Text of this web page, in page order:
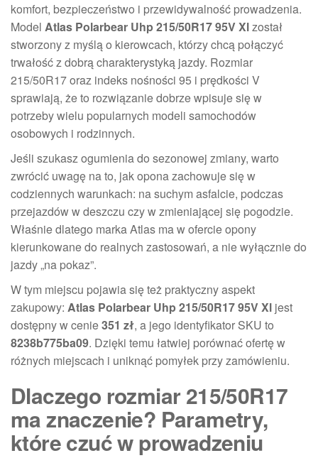
komfort, bezpieczeństwo i przewidywalność prowadzenia.
Model Atlas Polarbear Uhp 215/50R17 95V Xlzostał
stworzony z myślą o kierowcach, którzy chcą połączyć
trwałość z dobrą charakterystyką jazdy. Rozmiar
215/50R17 oraz indeks nośności 95 i prędkości V
sprawiają, że to rozwiązanie dobrze wpisuje się w
potrzeby wielu popularnych modeli samochodów
osobowych i rodzinnych.
Jeśli szukasz ogumienia do sezonowej zmiany, warto
zwrócić uwagę na to, jak opona zachowuje się w
codziennych warunkach: na suchym asfalcie, podczas
przejazdów w deszczu czy w zmieniającej się pogodzie.
Właśnie dlatego marka Atlas ma w ofercie opony
kierunkowane do realnych zastosowań, a nie wyłącznie do
jazdy „na pokaz”.
W tym miejscu pojawia się też praktyczny aspekt
zakupowy: Atlas Polarbear Uhp 215/50R17 95V Xl jest
dostępny w cenie351 zł, a jego identyfikator SKU to
8238b775ba09. Dzięki temu łatwiej porównać ofertę w
różnych miejscach i uniknąć pomyłek przy zamówieniu.
Dlaczego rozmiar 215/50R17
ma znaczenie? Parametry,
które czuć w prowadzeniu